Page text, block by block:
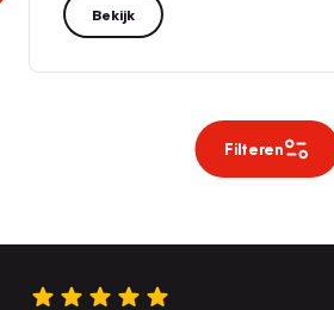
Bekijk
Filteren